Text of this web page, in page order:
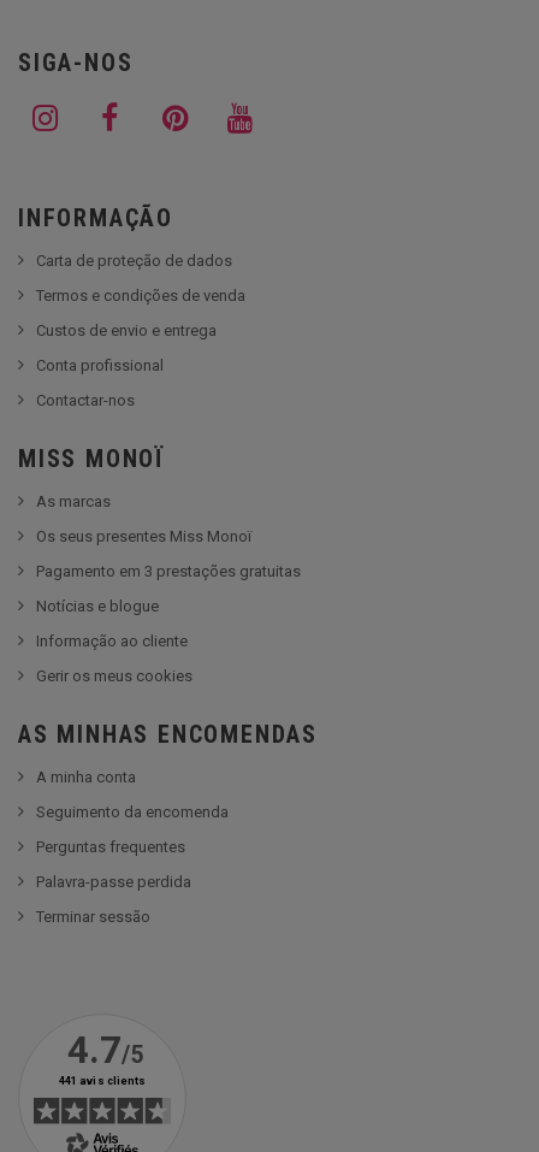
SIGA-NOS
INFORMAÇÃO
Carta de proteção de dados
Termos e condições de venda
Custos de envio e entrega
Conta profissional
Contactar-nos
MISS MONOÏ
As marcas
Os seus presentes Miss Monoï
Pagamento em 3 prestações gratuitas
Notícias e blogue
Informação ao cliente
Gerir os meus cookies
AS MINHAS ENCOMENDAS
A minha conta
Seguimento da encomenda
Perguntas frequentes
Palavra-passe perdida
Terminar sessão